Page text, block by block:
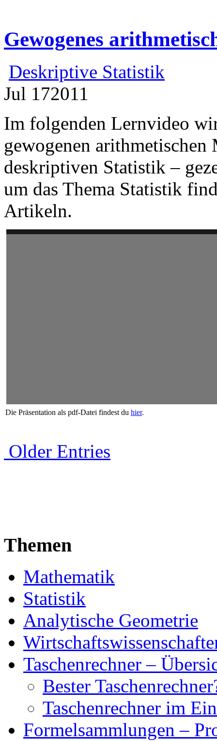
Gewogenes
Deskriptive Statistik
Jul 172011
Im folgenden Lernvideo
gewogenen
deskriptiven Statistik –
um das Thema Statistik
Artikeln.
Die Präsentation als pdf-Datei findest du hier.
Older Entries
Themen
Mathematik
Statistik
Analytische Geometrie
Taschenrechner –
Bester
Taschenrechner im
Formelsammlungen –